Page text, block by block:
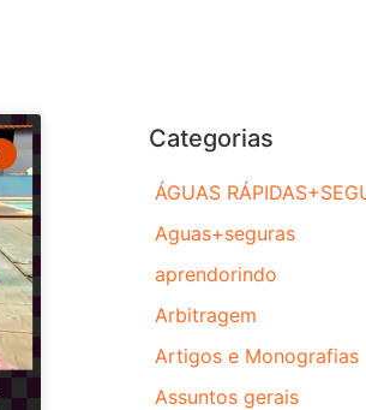
Categorias
ÁGUAS
Aguas+seguras
aprendorindo
Arbitragem
Artigos e Monografias
Assuntos gerais